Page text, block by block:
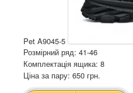
Pet A9045-5
Розмірний ряд: 41-46
Комплектація ящика: 8
Ціна за пару: 650 грн.